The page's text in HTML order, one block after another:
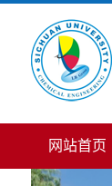
网站首页